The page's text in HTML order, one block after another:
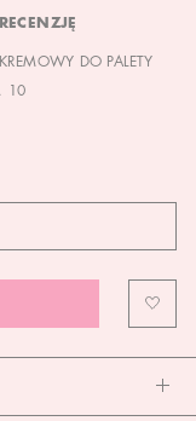
DO PALETY
10